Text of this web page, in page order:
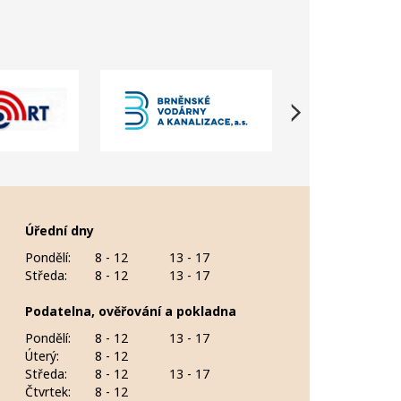
Úřední dny
Pondělí:
8 - 12
13 - 17
Středa:
8 - 12 13 - 17
Podatelna, ověřování a pokladna
Pondělí:
8 - 12
13 - 17
Úterý:
8 - 12
Středa:
8 - 12
13 - 17
Čtvrtek:
8 - 12